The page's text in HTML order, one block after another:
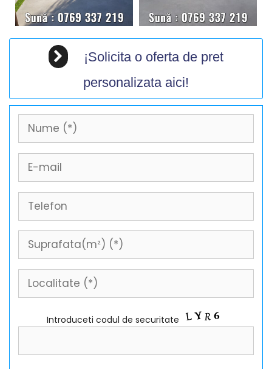
¡Solicita o oferta de pret
personalizata aici!
Introduceti codul de securitate